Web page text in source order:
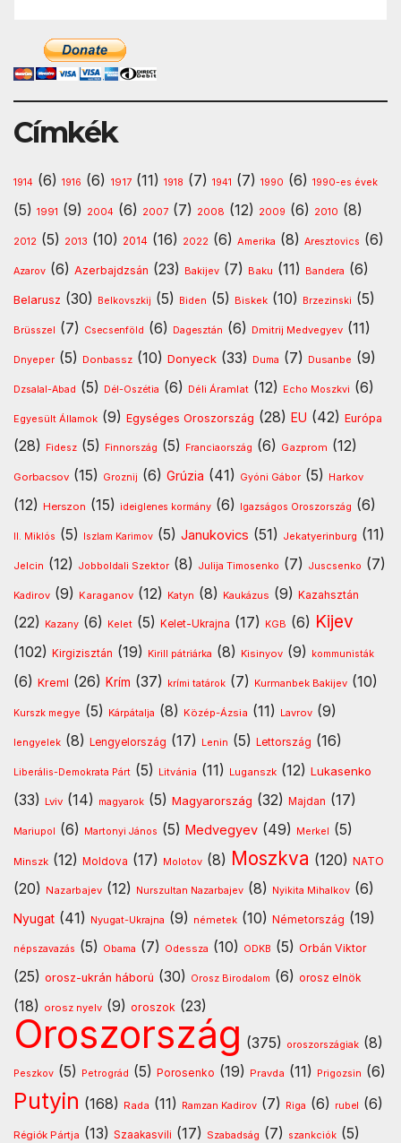
Címkék
1914 (6) 1916 (6) 1917 (11) 1918 (7) 1941 (7) 1990 (6) 1990-es évek
(5) 1991 (9) 2004 (6) 2007 (7) 2008 (12) 2009 (6) 2010 (8)
2012 (5) 2013 (10) 2014 (16) 2022 (6) Amerika (8) Aresztovics (6)
Azarov (6) Azerbajdzsán (23) Bakijev (7) Baku (11) Bandera (6)
Belarusz (30) Belkovszkij (5) Biden (5) Biskek (10) Brzezinski (5)
Brüsszel (7) Csecsenföld (6) Dagesztán (6) Dmitrij Medvegyev (11)
Dnyeper (5) Donbassz (10) Donyeck (33) Duma (7) Dusanbe (9)
Dzsalal-Abad (5) Dél-Oszétia (6) Déli Áramlat (12) Echo Moszkvi (6)
Egyesült Államok (9) Egységes Oroszország (28) EU (42) Európa
(28) Fidesz (5) Finnország (5) Franciaország (6) Gazprom (12)
Gorbacsov (15) Groznij (6) Grúzia (41) Gyóni Gábor (5) Harkov
(12) Herszon (15) ideiglenes kormány (6) Igazságos Oroszország (6)
II. Miklós (5) Iszlam Karimov (5) Janukovics (51) Jekatyerinburg (11)
Jelcin (12) Jobboldali Szektor (8) Julija Timosenko (7) Juscsenko (7)
Kadirov (9) Karaganov (12) Katyn (8) Kaukázus (9) Kazahsztán
(22) Kazany (6) Kelet (5) Kelet-Ukrajna (17) KGB (6) Kijev
(102) Kirgizisztán (19) Kirill pátriárka (8) Kisinyov (9) kommunisták
(6) Kreml (26) Krím (37) krími tatárok (7) Kurmanbek Bakijev (10)
Kurszk megye (5) Kárpátalja (8) Közép-Ázsia (11) Lavrov (9)
lengyelek (8) Lengyelország (17) Lenin (5) Lettország (16)
Liberális-Demokrata Párt (5) Litvánia (11) Luganszk (12) Lukasenko
(33) Lviv (14) magyarok (5) Magyarország (32) Majdan (17)
Mariupol (6) Martonyi János (5) Medvegyev (49) Merkel (5)
Minszk (12) Moldova (17) Molotov (8) Moszkva (120) NATO
(20) Nazarbajev (12) Nurszultan Nazarbajev (8) Nyikita Mihalkov (6)
Nyugat (41) Nyugat-Ukrajna (9) németek (10) Németország (19)
népszavazás (5) Obama (7) Odessza (10) ODKB (5) Orbán Viktor
(25) orosz-ukrán háború (30) Orosz Birodalom (6) orosz elnök
(18) orosz nyelv (9) oroszok (23)
Oroszország (375) oroszországiak (8)
Peszkov (5) Petrográd (5) Porosenko (19) Pravda (11) Prigozsin (6)
Putyin (168) Rada (11) Ramzan Kadirov (7) Riga (6) rubel (6)
Régiók Pártja (13) Szaakasvili (17) Szabadság (7) szankciók (5)